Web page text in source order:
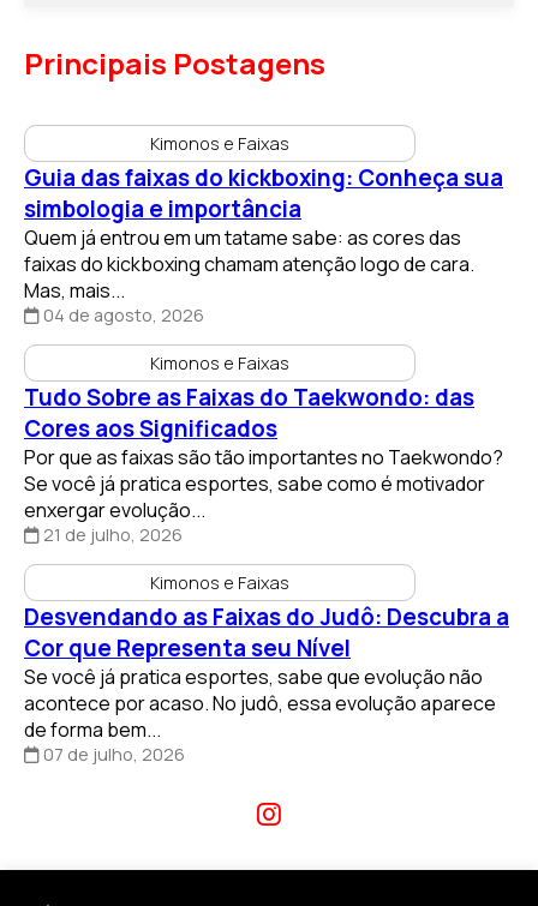
Principais Postagens
Kimonos e Faixas
Guia das faixas do kickboxing: Conheça sua
simbologia e importância
Quem já entrou em um tatame sabe: as cores das
faixas do kickboxing chamam atenção logo de cara.
Mas, mais...
04 de agosto, 2026
Kimonos e Faixas
Tudo Sobre as Faixas do Taekwondo: das
Cores aos Significados
Por que as faixas são tão importantes no Taekwondo?
Se você já pratica esportes, sabe como é motivador
enxergar evolução...
21 de julho, 2026
Kimonos e Faixas
Desvendando as Faixas do Judô: Descubra a
Cor que Representa seu Nível
Se você já pratica esportes, sabe que evolução não
acontece por acaso. No judô, essa evolução aparece
de forma bem...
07 de julho, 2026